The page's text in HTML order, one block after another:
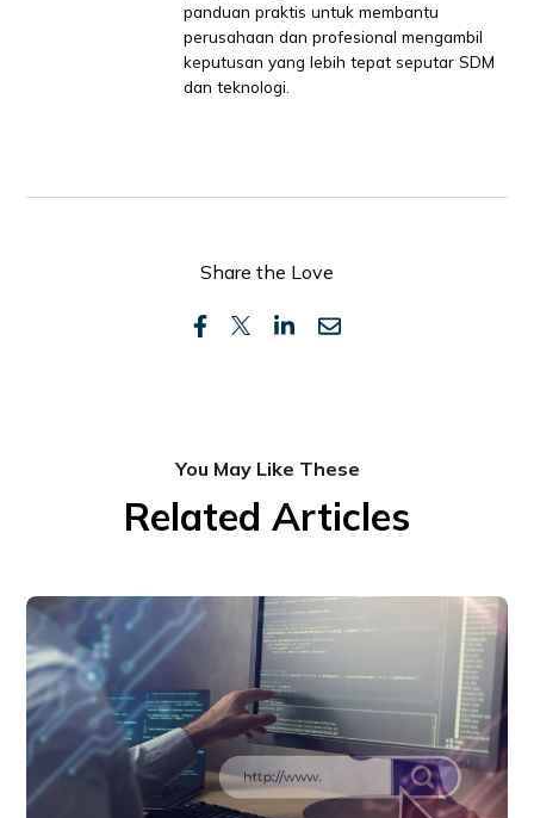
panduan praktis untuk membantu
perusahaan dan profesional mengambil
keputusan yang lebih tepat seputar SDM
dan teknologi.
Share the Love
You May Like These
Related Articles